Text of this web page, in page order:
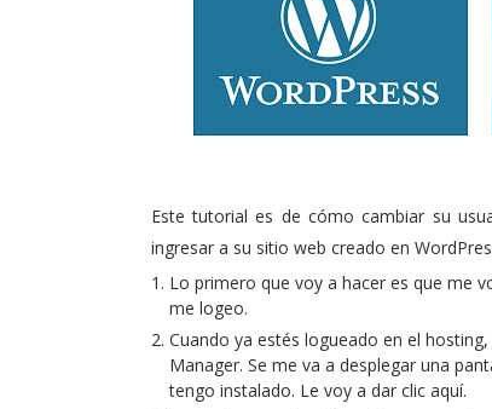
Este tutorial es de cómo cambiar su
ingresar a su sitio web creado en
Lo primero que voy a hacer es que me
me logeo.
Cuando ya estés logueado en el
Manager. Se me va a desplegar una
tengo instalado. Le voy a dar clic aquí.